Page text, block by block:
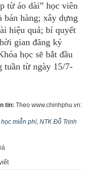
từ áo dài” học viên
hàng; xây dựng
hiệu quả; bí quyết
gian đăng ký
học sẽ bắt đầu
tuần từ ngày 15/7-
tin: Theo www.chinhphu.vn:
miễn phí, NTK Đỗ Trịnh